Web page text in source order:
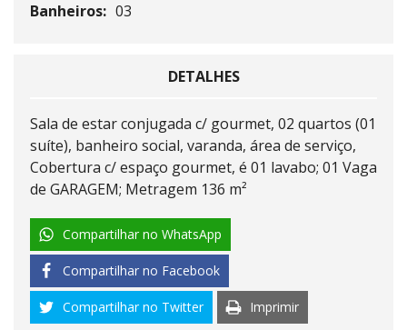
Banheiros: 03
DETALHES
Sala de estar conjugada c/ gourmet, 02 quartos (01
suíte), banheiro social, varanda, área de serviço,
Cobertura c/ espaço gourmet, é 01 lavabo; 01 Vaga
de GARAGEM; Metragem 136 m²
Compartilhar no WhatsApp
Compartilhar no Facebook
Compartilhar no Twitter Imprimir